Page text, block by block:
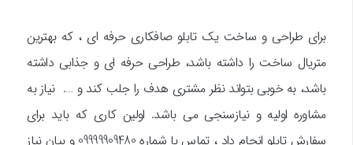
برای طراحی و ساخت یک تابلو صافکاری حرفه ای ، که بهترین
متریال ساخت را داشته باشد، طراحی حرفه ای و جذابی داشته
باشد، به خوبی بتواند نظر مشتری هدف را جلب کند و …. نیاز به
مشاوره اولیه و نیازسنجی می باشد. اولین کاری که باید برای
سفارش تابلو انجام داد ، تماس با شماره 09999909480 و بیان نیاز